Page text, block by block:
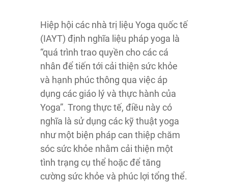
Hiệp hội các nhà trị liệu Yoga quốc tế
(IAYT) định nghĩa liệu pháp yoga là
“quá trình trao quyền cho các cá
nhân để tiến tới cải thiện sức khỏe
và hạnh phúc thông qua việc áp
dụng các giáo lý và thực hành của
Yoga”. Trong thực tế, điều này có
nghĩa là sử dụng các kỹ thuật yoga
như một biện pháp can thiệp chăm
sóc sức khỏe nhằm cải thiện một
tình trạng cụ thể hoặc để tăng
cường sức khỏe và phúc lợi tổng thể.